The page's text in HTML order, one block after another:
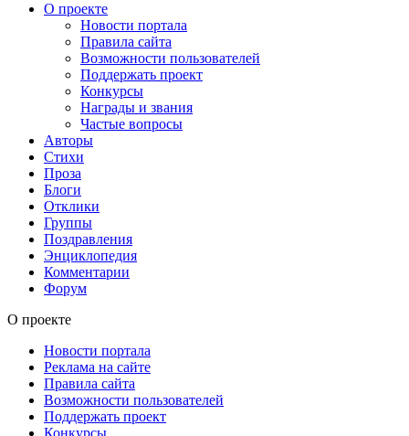
О проекте
Новости портала
Правила сайта
Возможности пользователей
Поддержать проект
Конкурсы
Награды и звания
Частые вопросы
Авторы
Стихи
Проза
Блоги
Отклики
Группы
Поздравления
Энциклопедия
Комментарии
Форум
О проекте
Новости портала
Реклама на сайте
Правила сайта
Возможности пользователей
Поддержать проект
Конкурсы